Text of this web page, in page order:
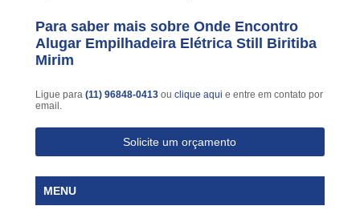
Para saber mais sobre Onde Encontro
Alugar Empilhadeira Elétrica Still Biritiba
Mirim
Ligue para (11) 96848-0413 ou clique aqui e entre em contato por
email.
Solicite um orçamento
MENU